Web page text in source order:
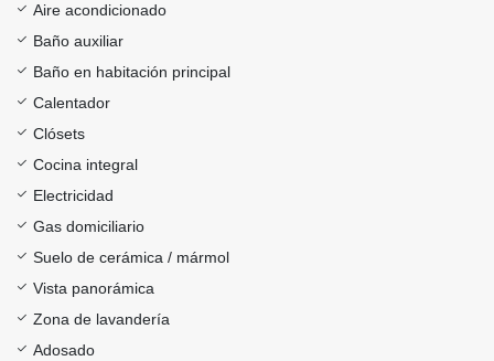
Aire acondicionado
Baño auxiliar
Baño en habitación principal
Calentador
Clósets
Cocina integral
Electricidad
Gas domiciliario
Suelo de cerámica / mármol
Vista panorámica
Zona de lavandería
Adosado